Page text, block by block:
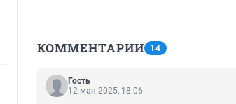
КОММЕНТАРИИ 14
Гость
12 мая 2025, 18:06